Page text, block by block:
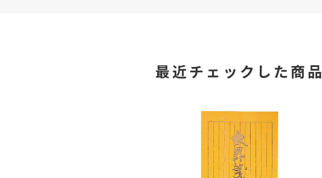
最近チェックした商品